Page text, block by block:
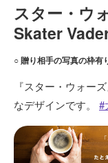
スター・ウ
Skater
○ 贈り相手の写真の枠有
『スター・ウォー
なデザインです。